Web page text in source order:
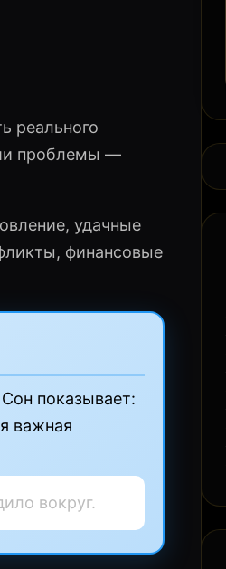
реального
проблемы —
удачные
финансовые
показывает:
важная
вокруг.